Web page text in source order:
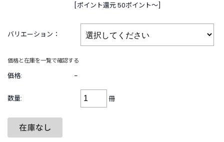
か
す
お
知
せ
[ポイント還元 50ポイント〜]
バリエーション：
価格と在庫を一覧で確認する
価格: −
数量: 冊